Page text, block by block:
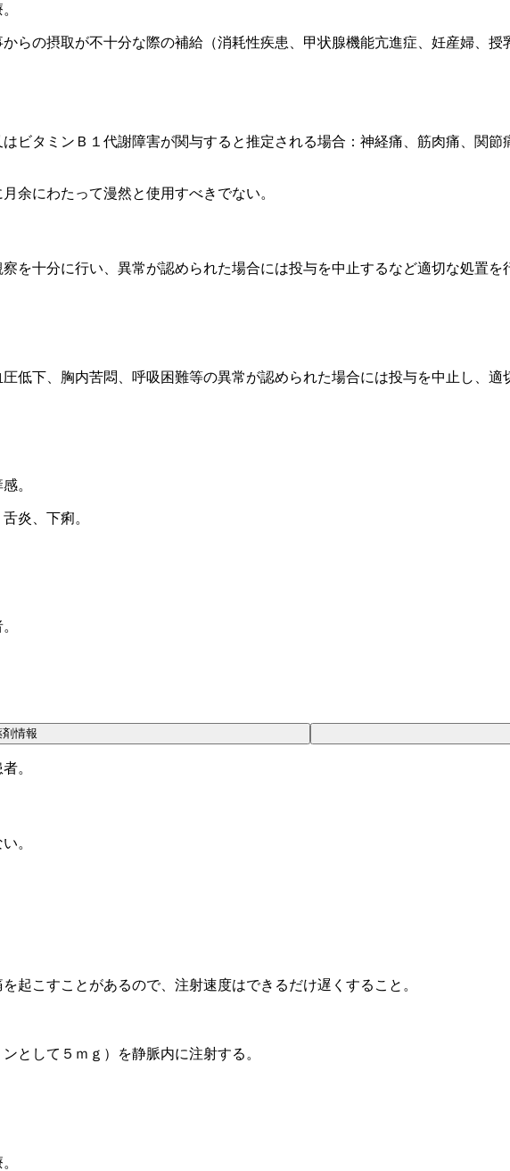
らの摂取が不十分な際の補給（消耗性疾患、甲状腺機能亢進症、妊産婦、授
ビタミンＢ１代謝障害が関与すると推定される場合：神経痛、筋肉痛、関
余にわたって漫然と使用すべきでない。
を十分に行い、異常が認められた場合には投与を中止するなど適切な処置を
低下、胸内苦悶、呼吸困難等の異常が認められた場合には投与を中止し、適
。
炎、下痢。
。
。
起こすことがあるので、注射速度はできるだけ遅くすること。
剤情報
として５ｍｇ）を静脈内に注射する。